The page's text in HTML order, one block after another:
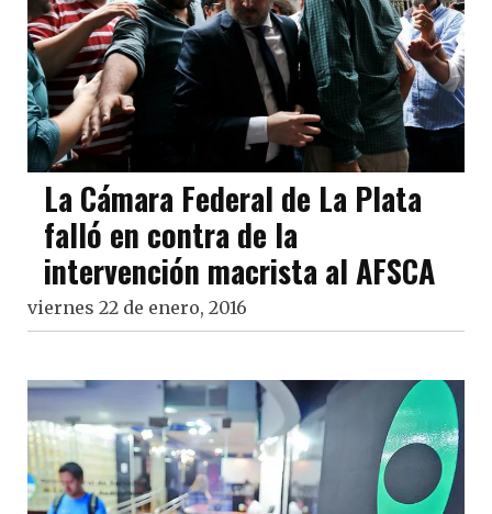
La Cámara Federal de La Plata
falló en contra de la
intervención macrista al AFSCA
viernes 22 de enero, 2016